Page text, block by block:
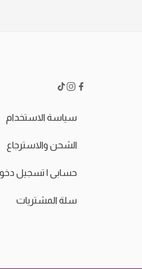
سياسة الاستخدام
الشحن والاسترجاع
حسابى | تسجيل
سلة المشتريات